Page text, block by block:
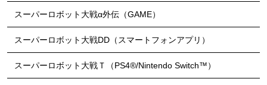
スーパーロボット大戦α外伝（GAME）
スーパーロボット大戦DD（スマートフォンアプリ）
スーパーロボット大戦Ｔ（PS4®/Nintendo Switch™）